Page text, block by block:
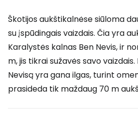
Škotijos aukštikalnėse siūloma
su įspūdingais vaizdais. Čia yra
Karalystės kalnas Ben Nevis, ir
m, jis tikrai sužavės savo
Nevisą yra gana ilgas, turint
prasideda tik maždaug 70 m